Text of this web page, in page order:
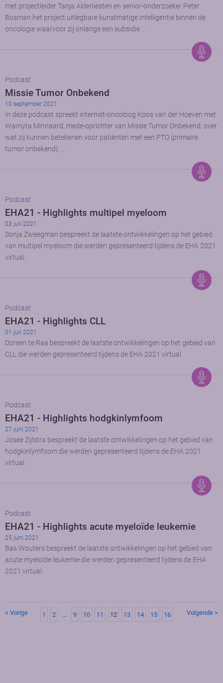
met projectleider Tanja Alderliesten en senior-onderzoeker Peter
Bosman het project uitlegbare kunstmatige intelligentie binnen de
oncologie waarvoor zij onlangs een subsidie …
Podcast
Missie Tumor Onbekend
10 september 2021
In deze podcast spreekt internist-oncoloog Koos van der Hoeven met
Warnyta Minnaard, mede-oprichter van Missie Tumor Onbekend, over
wat zij kunnen betekenen voor patiënten met een PTO (primaire
tumor onbekend). …
Podcast
EHA21 - Highlights multipel myeloom
03 juli 2021
Sonja Zweegman bespreekt de laatste ontwikkelingen op het gebied
van multipel myeloom die werden gepresenteerd tijdens de EHA 2021
virtual.
Podcast
EHA21 - Highlights CLL
01 juli 2021
Doreen te Raa bespreekt de laatste ontwikkelingen op het gebied van
CLL die werden gepresenteerd tijdens de EHA 2021 virtual.
Podcast
EHA21 - Highlights hodgkinlymfoom
27 juni 2021
Josée Zijlstra bespreekt de laatste ontwikkelingen op het gebied van
hodgkinlymfoom die werden gepresenteerd tijdens de EHA 2021
virtual.
Podcast
EHA21 - Highlights acute myeloïde leukemie
25 juni 2021
Bas Wouters bespreekt de laatste ontwikkelingen op het gebied van
acute myeloïde leukemie die werden gepresenteerd tijdens de EHA
2021 virtual.
< Vorige 1 2 … 9 10 11 12 13 14 15 16 Volgende >